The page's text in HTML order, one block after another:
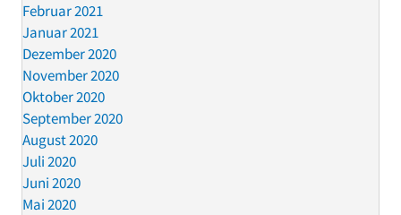
Februar 2021
Januar 2021
Dezember 2020
November 2020
Oktober 2020
September 2020
August 2020
Juli 2020
Juni 2020
Mai 2020